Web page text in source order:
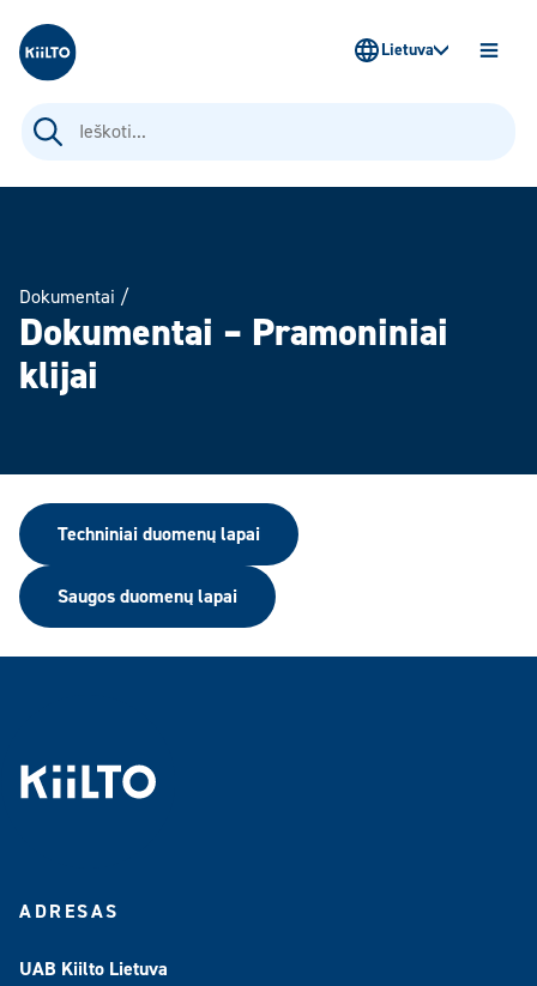
Kiilto Lietuva
Ieškoti:
Lietuva
Dokumentai /
Dokumentai – Pramoniniai
klijai
Techniniai duomenų lapai
Saugos duomenų lapai
ADRESAS
UAB Kiilto Lietuva